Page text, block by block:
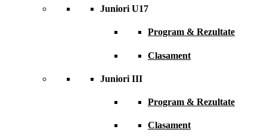
Juniori U17
Program & Rezultate
Clasament
Juniori III
Program & Rezultate
Clasament